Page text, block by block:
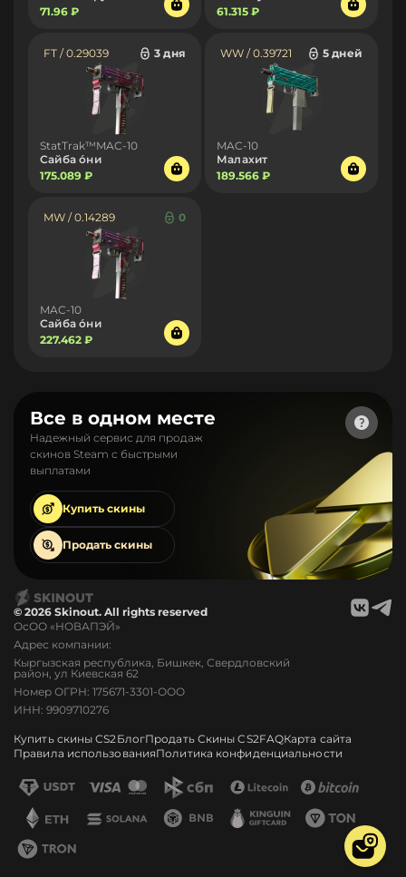
71.96 ₽
61.315 ₽
FT / 0.29039 3 дня
StatTrak™MAC-10
Сайба о́ни
175.089 ₽
WW / 0.39721 5 дней
MAC-10
Малахит
189.566 ₽
MW / 0.14289 0
MAC-10
Сайба о́ни
227.462 ₽
Все в одном месте
Надежный сервис для продаж
скинов Steam с быстрыми
выплатами
Купить скины
Продать скины
© 2026 Skinout. All rights reserved
ОсОО «НОВАПЭЙ»
Адрес компании:
Кыргызская республика, Бишкек, Свердловский
район, ул Киевская 62
Номер ОГРН: 175671-3301-ООО
ИНН: 9909710276
Купить скины CS2 БлогПродать Скины CS2FAQКарта сайта
Правила использованияПолитика конфиденциальности